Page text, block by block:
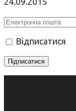
Відписатися